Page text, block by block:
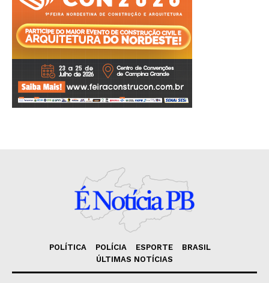
POLÍTICA POLÍCIA ESPORTE
BRASIL
ÚLTIMAS NOTÍCIAS